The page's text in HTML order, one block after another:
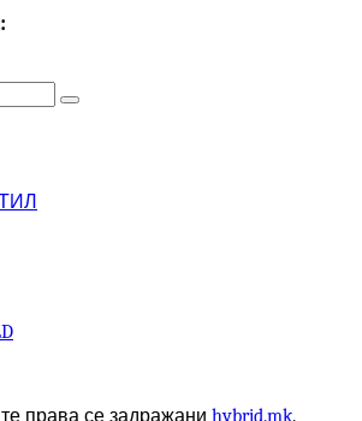
права се задражани hybrid.mk.